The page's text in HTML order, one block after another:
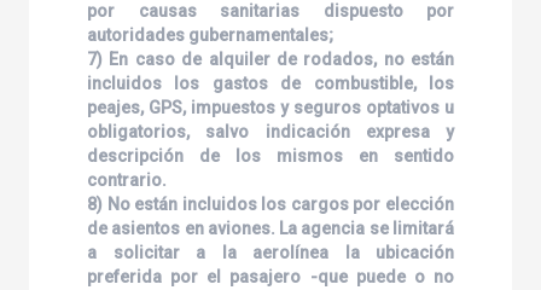
por causas sanitarias dispuesto por
autoridades gubernamentales;
7) En caso de alquiler de rodados, no están
incluidos los gastos de combustible, los
peajes, GPS, impuestos y seguros optativos u
obligatorios, salvo indicación expresa y
descripción de los mismos en sentido
contrario.
8) No están incluidos los cargos por elección
de asientos en aviones. La agencia se limitará
a solicitar a la aerolínea la ubicación
preferida por el pasajero -que puede o no